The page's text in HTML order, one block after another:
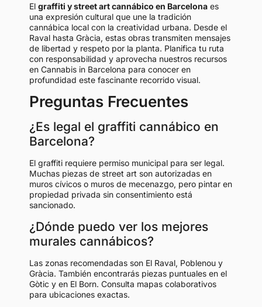
El graffiti y street art cannábico en Barcelona es
una expresión cultural que une la tradición
cannábica local con la creatividad urbana. Desde el
Raval hasta Gràcia, estas obras transmiten mensajes
de libertad y respeto por la planta. Planifica tu ruta
con responsabilidad y aprovecha nuestros recursos
en Cannabis in Barcelona para conocer en
profundidad este fascinante recorrido visual.
Preguntas Frecuentes
¿Es legal el graffiti cannábico en
Barcelona?
El graffiti requiere permiso municipal para ser legal.
Muchas piezas de street art son autorizadas en
muros cívicos o muros de mecenazgo, pero pintar en
propiedad privada sin consentimiento está
sancionado.
¿Dónde puedo ver los mejores
murales cannábicos?
Las zonas recomendadas son El Raval, Poblenou y
Gràcia. También encontrarás piezas puntuales en el
Gòtic y en El Born. Consulta mapas colaborativos
para ubicaciones exactas.